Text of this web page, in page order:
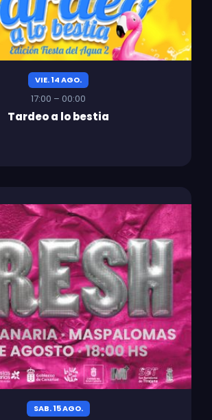
VIE. 14 AGO.
17:00 – 00:00
Tardeo a lo bestia
SAB. 15 AGO.